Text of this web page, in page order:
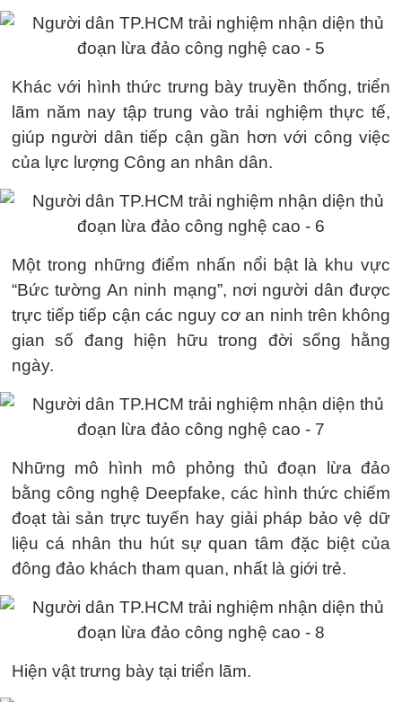
Khác với hình thức trưng bày truyền thống, triển
lãm năm nay tập trung vào trải nghiệm thực tế,
giúp người dân tiếp cận gần hơn với công việc
của lực lượng Công an nhân dân.
Một trong những điểm nhấn nổi bật là khu vực
“Bức tường An ninh mạng”, nơi người dân được
trực tiếp tiếp cận các nguy cơ an ninh trên không
gian số đang hiện hữu trong đời sống hằng
ngày.
Những mô hình mô phỏng thủ đoạn lừa đảo
bằng công nghệ Deepfake, các hình thức chiếm
đoạt tài sản trực tuyến hay giải pháp bảo vệ dữ
liệu cá nhân thu hút sự quan tâm đặc biệt của
đông đảo khách tham quan, nhất là giới trẻ.
Hiện vật trưng bày tại triển lãm.